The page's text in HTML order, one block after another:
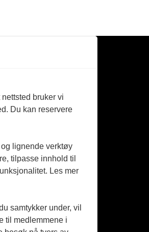
Reportasje
Produkter
Jobbmarked
bruker vi
Du kan reservere
lignende verktøy
tilpasse innhold til
Les mer
samtykker under, vil
til medlemmene i